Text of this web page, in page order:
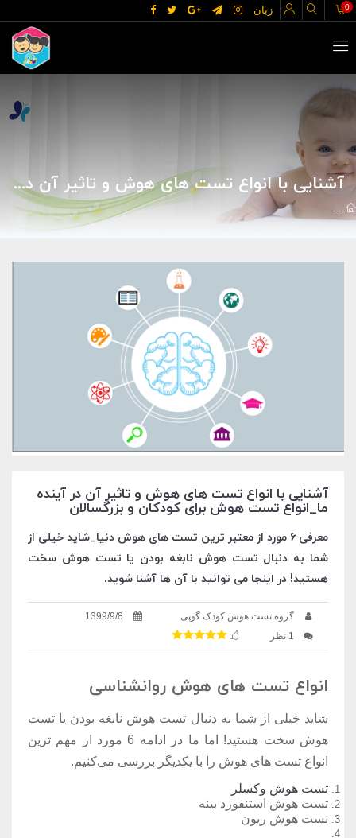
زبان 0
آشنایی با انواع تست های هوش و تاثیر آن در آینده ما_انواع تست هوش برای کودکان و بزرگسالان
روانشناسی تست هوش کودک آشنایی با انواع تست های
آشنایی با انواع تست های هوش و تاثیر آن در آینده
ما_انواع تست هوش برای کودکان و بزرگسالان
معرفی 6 مورد از معتبر ترین تست های هوش دنیا_شاید خیلی از
شما به دنبال تست هوش نابغه بودن یا تست هوش سخت
هستید! در اینجا می توانید با آن ها آشنا شوید.
گروه تست هوش کودک گوپی
1399/9/8
1 نظر
انواع تست های هوش روانشناسی
شاید خیلی از شما به دنبال تست هوش نابغه بودن یا تست
هوش سخت هستید! اما ما در ادامه 6 مورد از مهم ترین
انواع تست های هوش را با یکدیگر بررسی می‌کنیم.
تست هوش وکسلر
تست هوش استنفورد بینه
تست هوش ریون